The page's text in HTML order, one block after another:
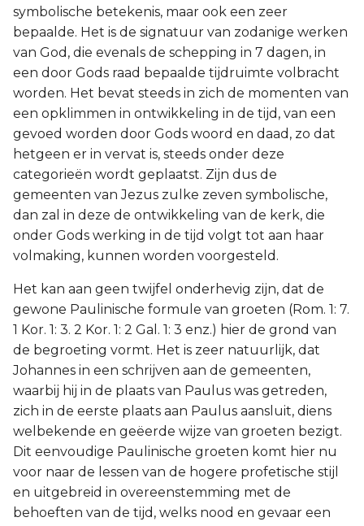
symbolische betekenis, maar ook een zeer
bepaalde. Het is de signatuur van zodanige werken
van God, die evenals de schepping in 7 dagen, in
een door Gods raad bepaalde tijdruimte volbracht
worden. Het bevat steeds in zich de momenten van
een opklimmen in ontwikkeling in de tijd, van een
gevoed worden door Gods woord en daad, zo dat
hetgeen er in vervat is, steeds onder deze
categorieën wordt geplaatst. Zijn dus de
gemeenten van Jezus zulke zeven symbolische,
dan zal in deze de ontwikkeling van de kerk, die
onder Gods werking in de tijd volgt tot aan haar
volmaking, kunnen worden voorgesteld.
Het kan aan geen twijfel onderhevig zijn, dat de
gewone Paulinische formule van groeten (Rom. 1: 7.
1 Kor. 1: 3. 2 Kor. 1: 2 Gal. 1: 3 enz.) hier de grond van
de begroeting vormt. Het is zeer natuurlijk, dat
Johannes in een schrijven aan de gemeenten,
waarbij hij in de plaats van Paulus was getreden,
zich in de eerste plaats aan Paulus aansluit, diens
welbekende en geëerde wijze van groeten bezigt.
Dit eenvoudige Paulinische groeten komt hier nu
voor naar de lessen van de hogere profetische stijl
en uitgebreid in overeenstemming met de
behoeften van de tijd, welks nood en gevaar een